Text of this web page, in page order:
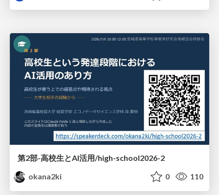
第2部-高校生とAI活用/high-school2026-2
okana2ki
0 110